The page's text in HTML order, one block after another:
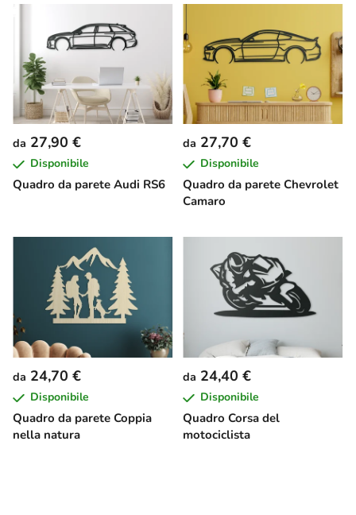
Quadro da parete Audi RS6
da 27,90 €
Disponibile
Quadro da parete Chevrolet
Camaro
da 27,70 €
Disponibile
Quadro da parete Coppia
nella natura
da 24,70 €
Disponibile
Quadro Corsa del
motociclista
da 24,40 €
Disponibile